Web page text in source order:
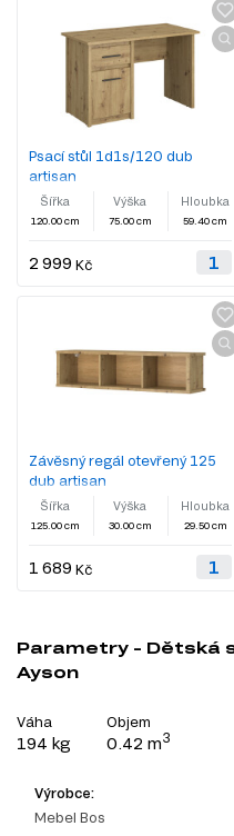
Psací stůl 1d1s/120 dub
artisan
Šířka
120.00 cm
Výška
75.00 cm
Hloubka
59.40 cm
2 999 Kč
Závěsný regál otevřený 125
dub artisan
Šířka
125.00 cm
Výška
30.00 cm
Hloubka
29.50 cm
1 689 Kč
Parametry - Dětská
Ayson
Váha
194 kg
Objem
0.42 m3
Výrobce:
Mebel Bos